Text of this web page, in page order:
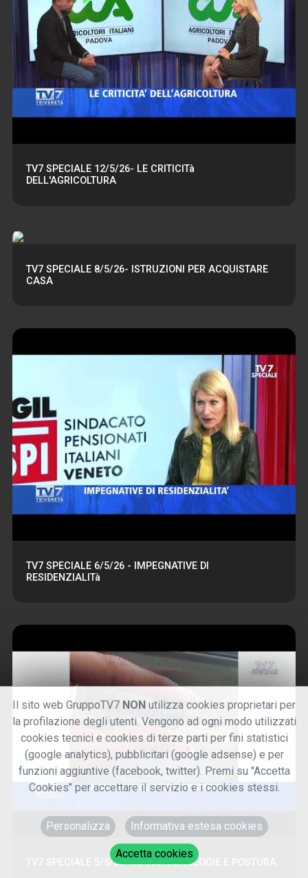
TV7 SPECIALE 12/5/26- LE CRITICITà
DELL'AGRICOLTURA
TV7 SPECIALE 8/5/26- ISTRUZIONI PER ACQUISTARE
CASA
TV7 SPECIALE 6/5/26 - IMPEGNATIVE DI
RESIDENZIALITà
TV7 SPECIALE 5/5/26 - NANOTECNOLOGIE E POSTURA
Il sito web GruppoTV7 NON utilizza cookies proprietari per
la profilazione degli utenti. Vengono ad ogni modo utilizzati
cookies tecnici e cookies di terze parti per fini statistici
(google analytics), pubblicitari (google adsense) e per
funzioni aggiuntive (facebook, twitter). Premi su "Accetta
Cookies" per accettare il servizio e i cookies stessi.
Personalizza Informativa estesa cookies
Accetta cookies